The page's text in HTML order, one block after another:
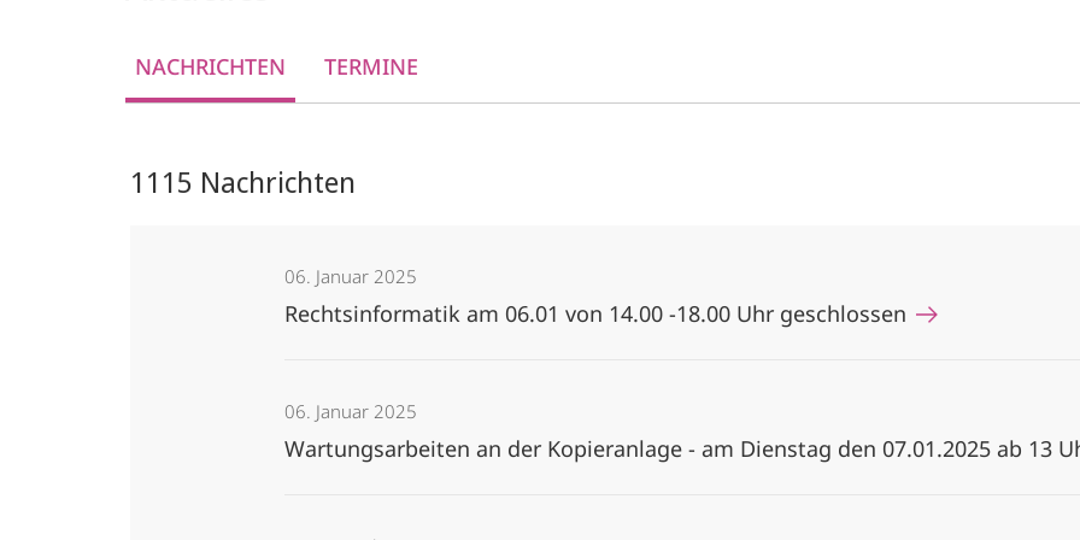
NACHRICHTEN TERMINE
1115 Nachrichten
06. Januar 2025
Rechtsinformatik am 06.01 von 14.00 -18.00 Uhr geschlossen
06. Januar 2025
Wartungsarbeiten an der Kopieranlage - am Dienstag den 07.01.2025 ab 13